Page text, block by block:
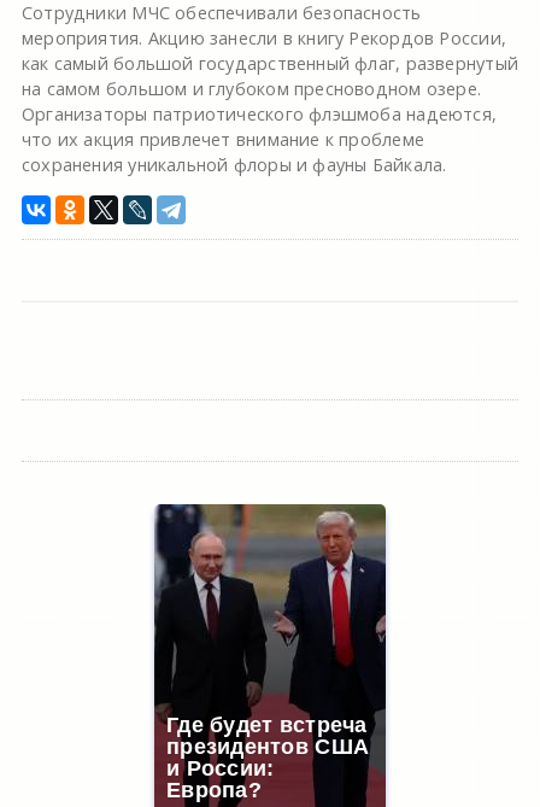
Сотрудники МЧС обеспечивали безопасность
мероприятия. Акцию занесли в книгу Рекордов России,
как самый большой государственный флаг, развернутый
на самом большом и глубоком пресноводном озере.
Организаторы патриотического флэшмоба надеются,
что их акция привлечет внимание к проблеме
сохранения уникальной флоры и фауны Байкала.
Где будет встреча
президентов США
и России:
Европа?